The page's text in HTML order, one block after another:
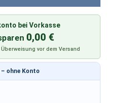
ohne Konto
bei Vorkasse
0,00 €
vor dem Versand